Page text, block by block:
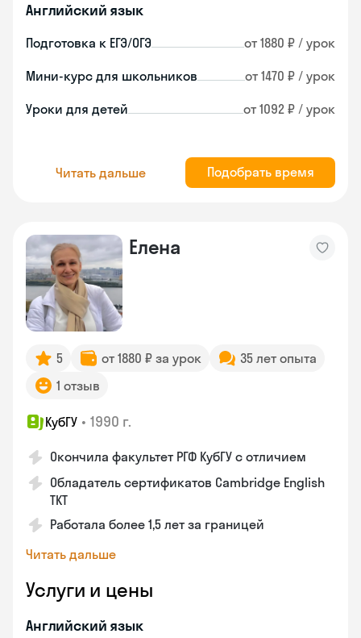
Английский язык
Подготовка к ЕГЭ/ОГЭ от 1880 ₽ / урок
Мини-курс для школьников от 1470 ₽ / урок
Уроки для детей от 1092 ₽ / урок
Читать дальше Подобрать время
Елена
5 от 1880 ₽ за урок
35 лет опыта
1 отзыв
КубГУ • 1990 г.
Окончила факультет РГФ КубГУ с отличием
Обладатель сертификатов Cambridge English
TKT
Работала более 1,5 лет за границей
Читать дальше
Услуги и цены
Английский язык